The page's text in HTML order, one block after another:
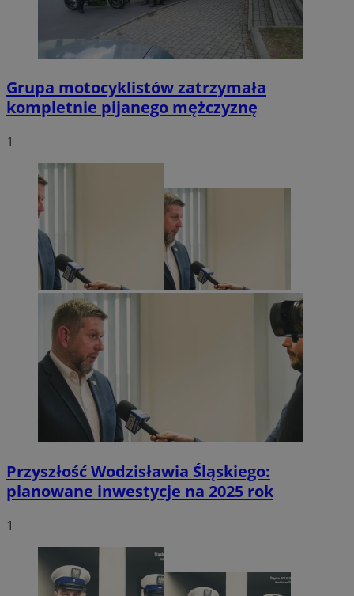
Grupa motocyklistów zatrzymała
kompletnie pijanego mężczyznę
1
Przyszłość Wodzisławia Śląskiego:
planowane inwestycje na 2025 rok
1